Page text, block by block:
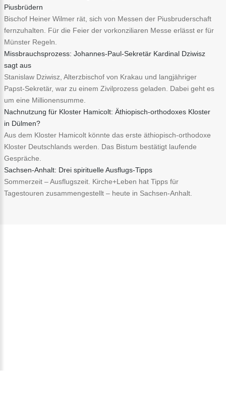
Piusbrüdern
Bischof Heiner Wilmer rät, sich von Messen der Piusbruderschaft
fernzuhalten. Für die Feier der vorkonziliaren Messe erlässt er für
Münster Regeln.
Missbrauchsprozess: Johannes-Paul-Sekretär Kardinal Dziwisz
sagt aus
Stanislaw Dziwisz, Alterzbischof von Krakau und langjähriger
Papst-Sekretär, war zu einem Zivilprozess geladen. Dabei geht es
um eine Millionensumme.
Nachnutzung für Kloster Hamicolt: Äthiopisch-orthodoxes Kloster
in Dülmen?
Aus dem Kloster Hamicolt könnte das erste äthiopisch-orthodoxe
Kloster Deutschlands werden. Das Bistum bestätigt laufende
Gespräche.
Sachsen-Anhalt: Drei spirituelle Ausflugs-Tipps
Sommerzeit – Ausflugszeit. Kirche+Leben hat Tipps für
Tagestouren zusammengestellt – heute in Sachsen-Anhalt.